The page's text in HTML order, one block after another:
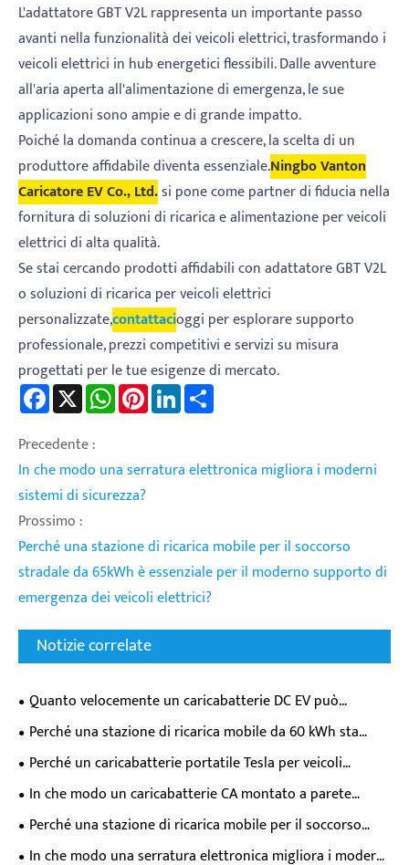
L'adattatore GBT V2L rappresenta un importante passo
avanti nella funzionalità dei veicoli elettrici, trasformando i
veicoli elettrici in hub energetici flessibili. Dalle avventure
all'aria aperta all'alimentazione di emergenza, le sue
applicazioni sono ampie e di grande impatto.
Poiché la domanda continua a crescere, la scelta di un
produttore affidabile diventa essenziale.Ningbo Vanton
Caricatore EV Co., Ltd.si pone come partner di fiducia nella
fornitura di soluzioni di ricarica e alimentazione per veicoli
elettrici di alta qualità.
Se stai cercando prodotti affidabili con adattatore GBT V2L
o soluzioni di ricarica per veicoli elettrici
personalizzate,contattacioggi per esplorare supporto
professionale, prezzi competitivi e servizi su misura
progettati per le tue esigenze di mercato.
Facebook WhatsAppPinterestLinkedIn
Precedente :
In che modo una serratura elettronica migliora i moderni
sistemi di sicurezza?
Prossimo :
Perché una stazione di ricarica mobile per il soccorso
stradale da 65kWh è essenziale per il moderno supporto di
emergenza dei veicoli elettrici?
Notizie correlate
Quanto velocemente un caricabatterie DC EV può
effettivamente riempire la batteria della tua auto elettrica?
Perché una stazione di ricarica mobile da 60 kWh sta
trasformando la flessibilità di ricarica dei veicoli elettrici?
Perché un caricabatterie portatile Tesla per veicoli
elettrici è essenziale per i moderni proprietari di veicoli
elettrici?
In che modo un caricabatterie CA montato a parete
trasforma l'esperienza quotidiana di ricarica dei veicoli
elettrici?
Perché una stazione di ricarica mobile per il soccorso
stradale da 65kWh è essenziale per il moderno supporto di
In che modo una serratura elettronica migliora i moderni